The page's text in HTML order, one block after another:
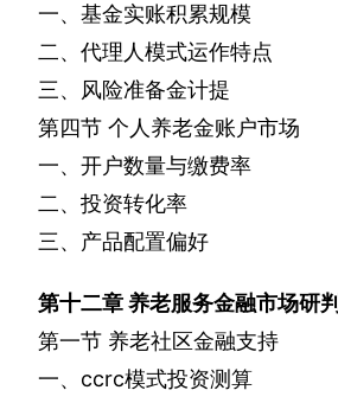
一、基金实账积累规模
二、代理人模式运作特点
三、风险准备金计提
第四节 个人养老金账户市场
一、开户数量与缴费率
二、投资转化率
三、产品配置偏好
第十二章养老服务金融市场研判
第一节 养老社区金融支持
一、 ccrc模式投资测算